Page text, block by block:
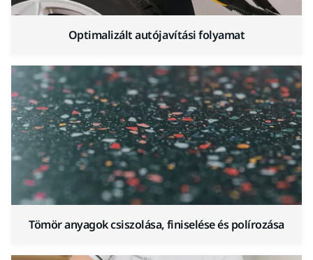
Optimalizált autójavítási folyamat
Tömör anyagok csiszolása, finiselése és polírozása